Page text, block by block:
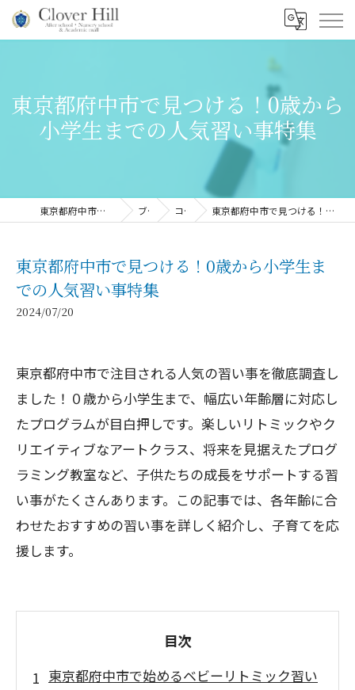
東京都府中市で見つける！0歳から
小学生までの人気習い事特集
東京都府中市の習い事ならClover Hill ブログ コラム 東京都府中市で見つける！0歳から小学生までの人気習い事特集
東京都府中市で見つける！0歳から小学生ま
での人気習い事特集
2024/07/20
東京都府中市で注目される人気の習い事を徹底調査し
ました！０歳から小学生まで、幅広い年齢層に対応し
たプログラムが目白押しです。楽しいリトミックやク
リエイティブなアートクラス、将来を見据えたプログ
ラミング教室など、子供たちの成長をサポートする習
い事がたくさんあります。この記事では、各年齢に合
わせたおすすめの習い事を詳しく紹介し、子育てを応
援します。
目次
東京都府中市で始めるベビーリトミック習い